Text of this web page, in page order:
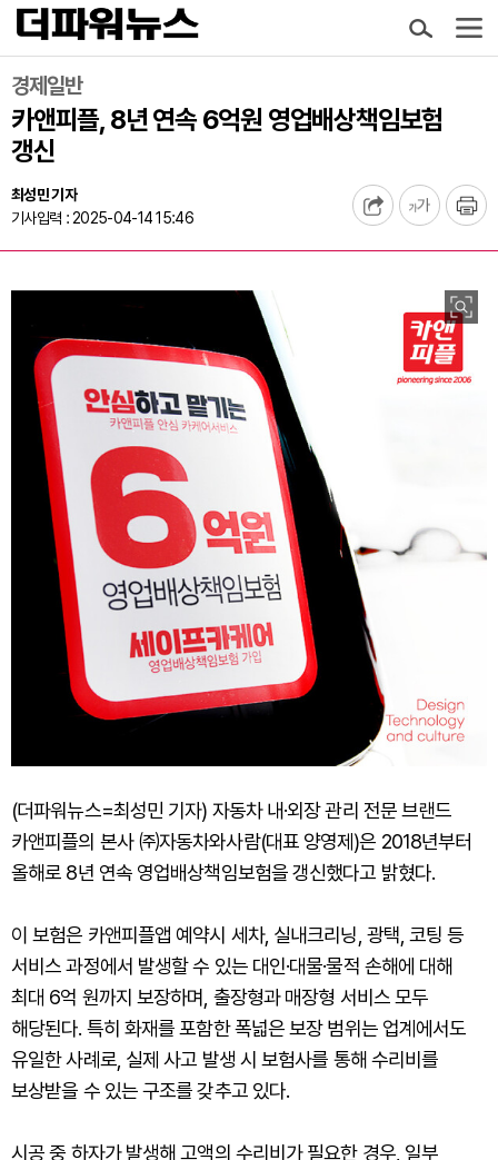
경제일반
카앤피플, 8년 연속 6억원 영업배상책임보험
갱신
최성민 기자
기사입력 : 2025-04-14 15:46
(더파워뉴스=최성민 기자) 자동차 내·외장 관리 전문 브랜드
카앤피플의 본사 ㈜자동차와사람(대표 양영제)은 2018년부터
올해로 8년 연속 영업배상책임보험을 갱신했다고 밝혔다.
이 보험은 카앤피플앱 예약시 세차, 실내크리닝, 광택, 코팅 등
서비스 과정에서 발생할 수 있는 대인·대물·물적 손해에 대해
최대 6억 원까지 보장하며, 출장형과 매장형 서비스 모두
해당된다. 특히 화재를 포함한 폭넓은 보장 범위는 업계에서도
유일한 사례로, 실제 사고 발생 시 보험사를 통해 수리비를
보상받을 수 있는 구조를 갖추고 있다.
시공 중 하자가 발생해 고액의 수리비가 필요한 경우, 일부